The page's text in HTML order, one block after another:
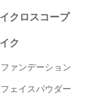
クロスコープ
ク
ファンデーション
フェイスパウダー